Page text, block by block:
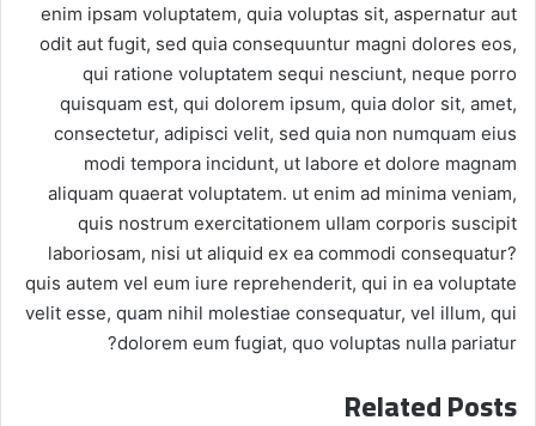
enim ipsam voluptatem, quia voluptas sit, aspernatur aut
odit aut fugit, sed quia consequuntur magni dolores eos,
qui ratione voluptatem sequi nesciunt, neque porro
quisquam est, qui dolorem ipsum, quia dolor sit, amet,
consectetur, adipisci velit, sed quia non numquam eius
modi tempora incidunt, ut labore et dolore magnam
aliquam quaerat voluptatem. ut enim ad minima veniam,
quis nostrum exercitationem ullam corporis suscipit
laboriosam, nisi ut aliquid ex ea commodi consequatur?
quis autem vel eum iure reprehenderit, qui in ea voluptate
velit esse, quam nihil molestiae consequatur, vel illum, qui
dolorem eum fugiat, quo voluptas nulla pariatur?
Related Posts